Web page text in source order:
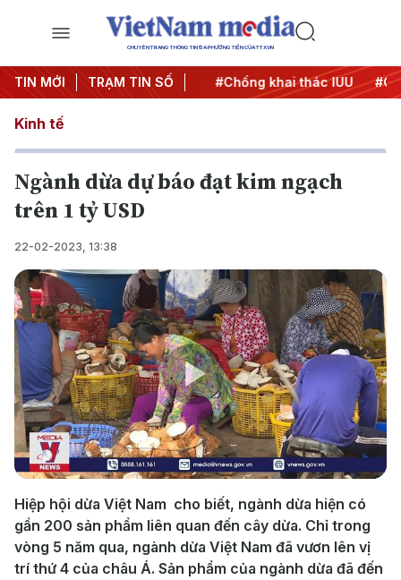
CHUYÊN TRANG THÔNG TIN ĐA PHƯƠNG TIỆN CỦA TTXVN
TIN MỚI TRẠM TIN SỐ
#Chiến dịch 500 ngày đêm #Chống khai thác IUU
Kinh tế
Ngành dừa dự báo đạt kim ngạch
trên 1 tỷ USD
22-02-2023, 13:38
Play
Video
Hiệp hội dừa Việt Nam cho biết, ngành dừa hiện có
gần 200 sản phẩm liên quan đến cây dừa. Chỉ trong
vòng 5 năm qua, ngành dừa Việt Nam đã vươn lên vị
trí thứ 4 của châu Á. Sản phẩm của ngành dừa đã đến